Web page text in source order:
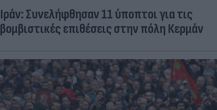
Ιράν: Συνελήφθησαν 11 ύποπτοι για τις
βομβιστικές επιθέσεις στην πόλη Κερμάν